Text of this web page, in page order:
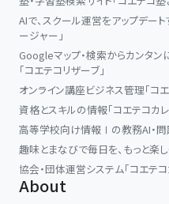
AIで、スクール運営をアップデー
ージャー」
Googleマップ・検索からカンタ
「コエテコリザーブ」
オンライン講座ビジネス管理「コエ
資格とスキルの情報「コエテコカレ
高等学校向け情報Ⅰの教務AI・問
趣味とまなびで毎日を、もっと楽し
協会・団体運営システム「コエテ
About